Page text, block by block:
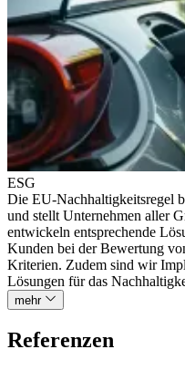
ESG
Die EU-Nachhaltigkeitsregel
und stellt Unternehmen aller
entwickeln entsprechende
Kunden bei der Bewertung
Kriterien. Zudem sind wir
Lösungen für das
mehr
Referenzen